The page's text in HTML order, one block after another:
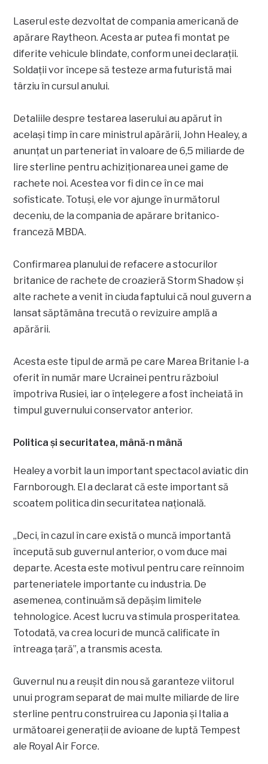
Laserul este dezvoltat de compania americană de
apărare Raytheon. Acesta ar putea fi montat pe
diferite vehicule blindate, conform unei declarații.
Soldații vor începe să testeze arma futuristă mai
târziu în cursul anului.
Detaliile despre testarea laserului au apărut în
același timp în care ministrul apărării, John Healey, a
anunțat un parteneriat în valoare de 6,5 miliarde de
lire sterline pentru achiziționarea unei game de
rachete noi. Acestea vor fi din ce în ce mai
sofisticate. Totuși, ele vor ajunge în următorul
deceniu, de la compania de apărare britanico-
franceză MBDA.
Confirmarea planului de refacere a stocurilor
britanice de rachete de croazieră Storm Shadow și
alte rachete a venit în ciuda faptului că noul guvern a
lansat săptămâna trecută o revizuire amplă a
apărării.
Acesta este tipul de armă pe care Marea Britanie l-a
oferit în număr mare Ucrainei pentru războiul
împotriva Rusiei, iar o înțelegere a fost încheiată în
timpul guvernului conservator anterior.
Politica și securitatea, mână-n mână
Healey a vorbit la un important spectacol aviatic din
Farnborough. El a declarat că este important să
scoatem politica din securitatea națională.
„Deci, în cazul în care există o muncă importantă
începută sub guvernul anterior, o vom duce mai
departe. Acesta este motivul pentru care reînnoim
parteneriatele importante cu industria. De
asemenea, continuăm să depășim limitele
tehnologice. Acest lucru va stimula prosperitatea.
Totodată, va crea locuri de muncă calificate în
întreaga țară”, a transmis acesta.
Guvernul nu a reușit din nou să garanteze viitorul
unui program separat de mai multe miliarde de lire
sterline pentru construirea cu Japonia și Italia a
următoarei generații de avioane de luptă Tempest
ale Royal Air Force.